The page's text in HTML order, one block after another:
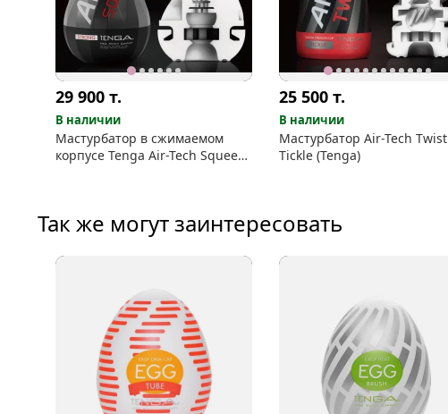
29 900 т.
В наличии
Мастурбатор в сжимаемом
корпусе Tenga Air-Tech Squeeze
25 500 т.
В наличии
Мастурбатор Air-Tech Twist
Tickle (Tenga)
Так же могут заинтересовать